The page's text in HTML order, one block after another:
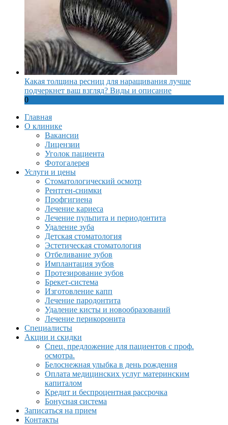
Какая толщина ресниц для наращивания лучше
подчеркнет ваш взгляд? Виды и описание
0
Главная
О клинике
Вакансии
Лицензии
Уголок пациента
Фотогалерея
Услуги и цены
Стоматологический осмотр
Рентген-снимки
Профгигиена
Лечение кариеса
Лечение пульпита и периодонтита
Удаление зуба
Детская стоматология
Эстетическая стоматология
Отбеливание зубов
Имплантация зубов
Протезирование зубов
Брекет-система
Изготовление капп
Лечение пародонтита
Удаление кисты и новообразований
Лечение перикоронита
Специалисты
Акции и скидки
Спец. предложение для пациентов с проф.
осмотра.
Белоснежная улыбка в день рождения
Оплата медицинских услуг материнским
капиталом
Кредит и беспроцентная рассрочка
Бонусная система
Записаться на прием
Контакты